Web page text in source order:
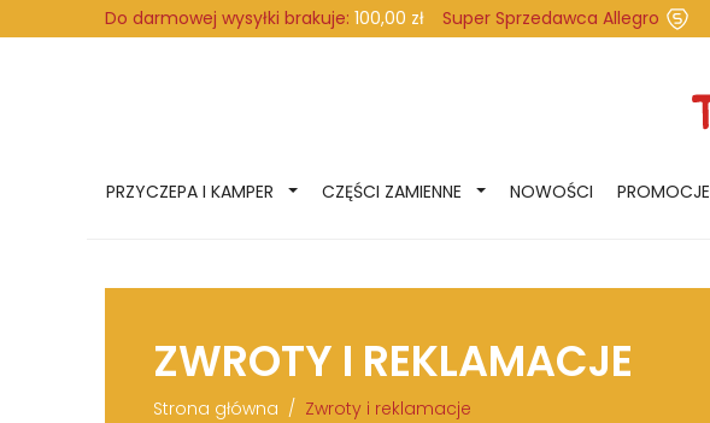
Do darmowej wysyłki brakuje: 100,00 zł Super Sprzedawca Allegro
PRZYCZEPA I KAMPER CZĘŚCI ZAMIENNE NOWOŚCI PROMOCJE
ZWROTY I REKLAMACJE
Strona główna Zwroty i reklamacje